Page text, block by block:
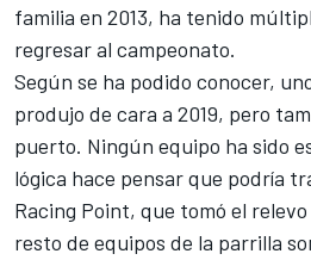
familia en 2013, ha tenido
regresar al campeonato.
Según se ha podido conocer,
produjo de cara a 2019, pero
puerto. Ningún equipo ha sido
lógica hace pensar que podría
Racing Point, que tomó el
resto de equipos de la parrilla